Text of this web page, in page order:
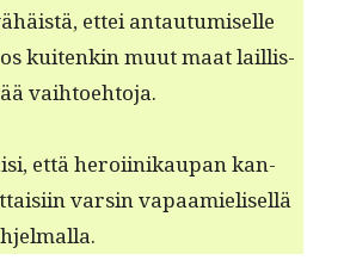
ettei antau­tu­miselle
kuitenkin muut maat lail­lis­
vaihtoehtoja.
että hero­i­inikau­pan kan­
varsin vapaamielisel­lä